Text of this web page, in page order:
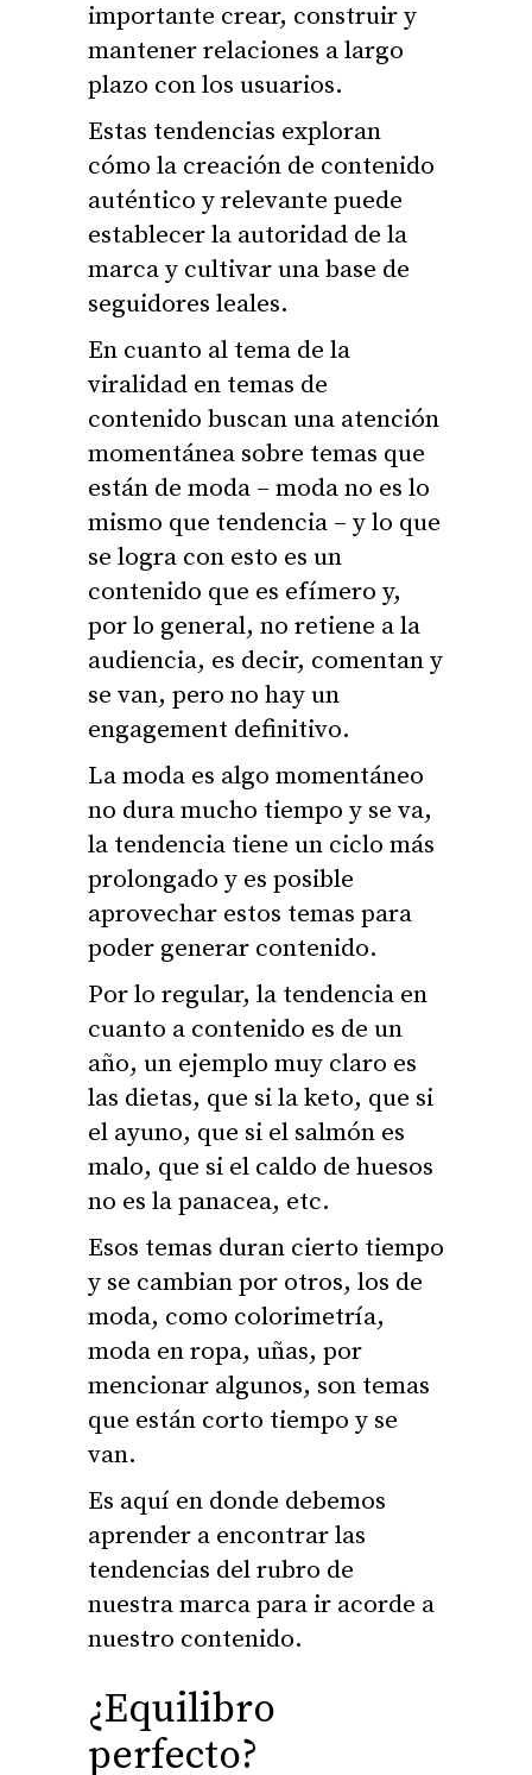
importante crear, construir y
mantener relaciones a largo
plazo con los usuarios.
Estas tendencias exploran
cómo la creación de contenido
auténtico y relevante puede
establecer la autoridad de la
marca y cultivar una base de
seguidores leales.
En cuanto al tema de la
viralidad en temas de
contenido buscan una atención
momentánea sobre temas que
están de moda – moda no es lo
mismo que tendencia – y lo que
se logra con esto es un
contenido que es efímero y,
por lo general, no retiene a la
audiencia, es decir, comentan y
se van, pero no hay un
engagement definitivo.
La moda es algo momentáneo
no dura mucho tiempo y se va,
la tendencia tiene un ciclo más
prolongado y es posible
aprovechar estos temas para
poder generar contenido.
Por lo regular, la tendencia en
cuanto a contenido es de un
año, un ejemplo muy claro es
las dietas, que si la keto, que si
el ayuno, que si el salmón es
malo, que si el caldo de huesos
no es la panacea, etc.
Esos temas duran cierto tiempo
y se cambian por otros, los de
moda, como colorimetría,
moda en ropa, uñas, por
mencionar algunos, son temas
que están corto tiempo y se
van.
Es aquí en donde debemos
aprender a encontrar las
tendencias del rubro de
nuestra marca para ir acorde a
nuestro contenido.
¿Equilibro
perfecto?